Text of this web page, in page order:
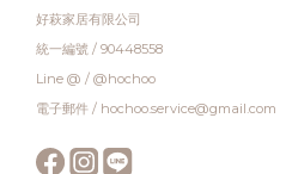
好萩家居有限公司
統一編號 / 90448558
Line @ / @hochoo
電子郵件 / hochoo.service@gmail.com